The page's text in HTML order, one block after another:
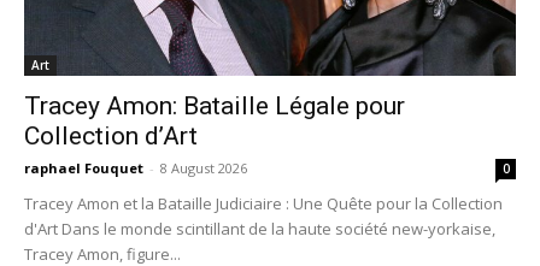
Art
Tracey Amon: Bataille Légale pour
Collection d’Art
raphael Fouquet - 8 August 2026 0
Tracey Amon et la Bataille Judiciaire : Une Quête pour la Collection
d'Art Dans le monde scintillant de la haute société new-yorkaise,
Tracey Amon, figure...